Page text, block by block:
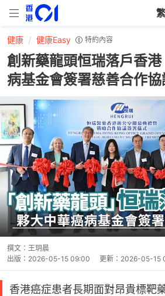
繁
健康 健康Easy 特約內容
創新藥龍頭恒瑞落戶香
病基金會簽署慈善合作協
撰文： 王玥晨
出版： 2026-05-15 09:00 更新： 2026-05-15
香港癌症患者長期面對昂貴標靶